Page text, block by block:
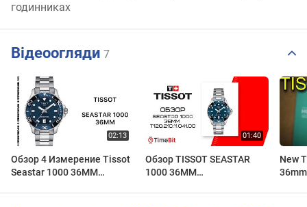
годинниках
Відеоогляди 7
Обзор 4 Измерение Tissot
Seastar 1000 36MM
Обзор TISSOT SEASTAR
1000 36MM
New